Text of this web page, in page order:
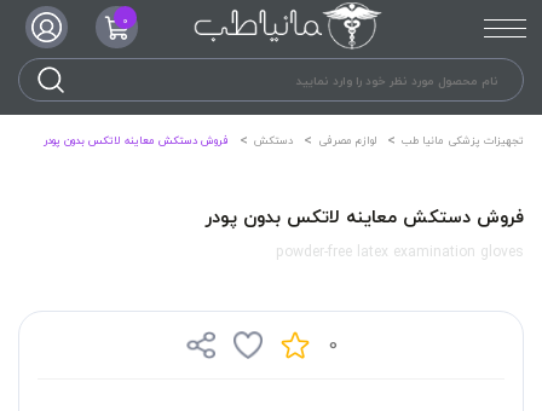
0
تجهیزات پزشکی مانیا طب لوازم مصرفی دستکش فروش دستکش معاینه لاتکس بدون پودر
فروش دستکش معاینه لاتکس بدون پودر
powder-free latex examination gloves
0